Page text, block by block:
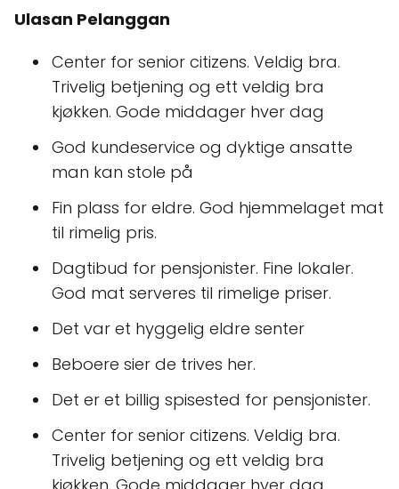
Ulasan Pelanggan
Center for senior citizens. Veldig bra.
Trivelig betjening og ett veldig bra
kjøkken. Gode middager hver dag
God kundeservice og dyktige ansatte
man kan stole på
Fin plass for eldre. God hjemmelaget mat
til rimelig pris.
Dagtibud for pensjonister. Fine lokaler.
God mat serveres til rimelige priser.
Det var et hyggelig eldre senter
Beboere sier de trives her.
Det er et billig spisested for pensjonister.
Center for senior citizens. Veldig bra.
Trivelig betjening og ett veldig bra